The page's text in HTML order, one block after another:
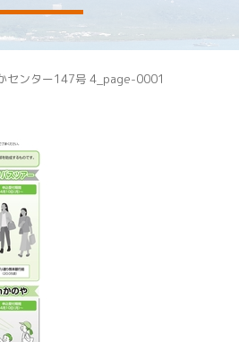
センター147号 4_page-0001